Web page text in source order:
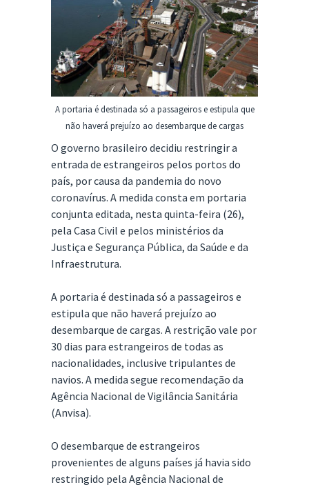
A portaria é destinada só a passageiros e estipula que
não haverá prejuízo ao desembarque de cargas
O governo brasileiro decidiu restringir a
entrada de estrangeiros pelos portos do
país, por causa da pandemia do novo
coronavírus. A medida consta em portaria
conjunta editada, nesta quinta-feira (26),
pela Casa Civil e pelos ministérios da
Justiça e Segurança Pública, da Saúde e da
Infraestrutura.
A portaria é destinada só a passageiros e
estipula que não haverá prejuízo ao
desembarque de cargas. A restrição vale por
30 dias para estrangeiros de todas as
nacionalidades, inclusive tripulantes de
navios. A medida segue recomendação da
Agência Nacional de Vigilância Sanitária
(Anvisa).
O desembarque de estrangeiros
provenientes de alguns países já havia sido
restringido pela Agência Nacional de